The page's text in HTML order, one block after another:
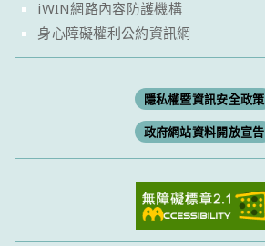
iWIN網路內容防護機構
身心障礙權利公約資訊網
隱私權暨資訊安全政策
政府網站資料開放宣告